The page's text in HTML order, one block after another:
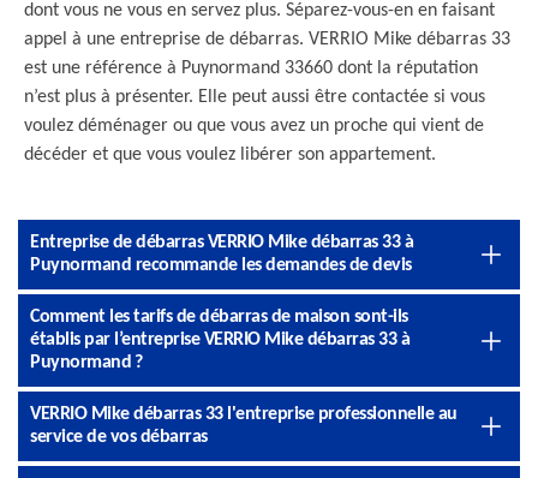
dont vous ne vous en servez plus. Séparez-vous-en en faisant
appel à une entreprise de débarras. VERRIO Mike débarras 33
est une référence à Puynormand 33660 dont la réputation
n’est plus à présenter. Elle peut aussi être contactée si vous
voulez déménager ou que vous avez un proche qui vient de
décéder et que vous voulez libérer son appartement.
Entreprise de débarras VERRIO Mike débarras 33 à
Puynormand recommande les demandes de devis
Comment les tarifs de débarras de maison sont-ils
établis par l’entreprise VERRIO Mike débarras 33 à
Puynormand ?
VERRIO Mike débarras 33 l'entreprise professionnelle au
service de vos débarras